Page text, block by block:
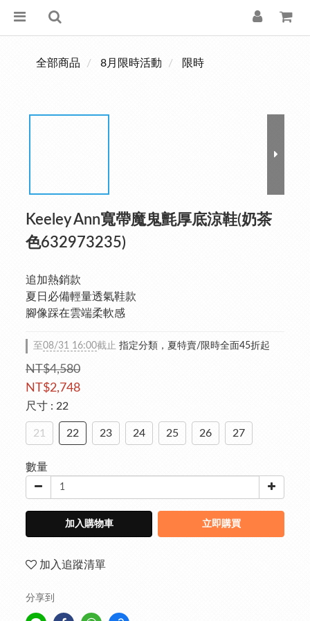
全部商品 8月限時活動 限時
Keeley Ann寬帶魔鬼氈厚底涼鞋(奶茶
色632973235)
追加熱銷款
夏日必備輕量透氣鞋款
腳像踩在雲端柔軟感
至08/31 16:00截止 指定分類，夏特賣/限時全面45折起
NT$4,580
NT$2,748
尺寸 : 22
21 22 23 24 25 26 27
數量
加入購物車 立即購買
加入追蹤清單
分享到